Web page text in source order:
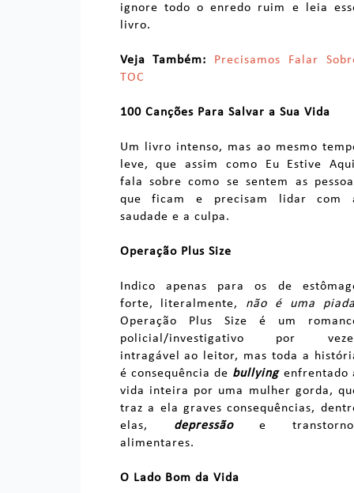
ignore todo o enredo ruim e leia
livro.
Veja Também:
Precisamos Falar
TOC
100 Canções Para Salvar a Sua Vida
Um livro intenso, mas ao mesmo
leve, que assim como Eu Estive
fala sobre como se sentem as
que ficam e precisam lidar com
saudade e a culpa.
Operação Plus Size
Indico apenas para os de
forte, literalmente, não é uma
Operação Plus Size é um
policial/investigativo por
intragável ao leitor, mas toda a
é consequência de bullyingenfrentado
vida inteira por uma mulher gorda,
traz a ela graves consequências,
elas, depressãoe
alimentares.
O Lado Bom da Vida